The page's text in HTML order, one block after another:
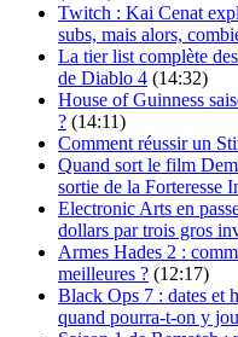
Twitch : Kai Cenat
subs, mais alors,
La tier list complète
de Diablo 4 (14:32)
House of Guinness
? (14:11)
Comment réussir un
Quand sort le film
sortie de la Forteresse
Electronic Arts en
dollars par trois gros
Armes Hades 2 :
meilleures ? (12:17)
Black Ops 7 : dates et
quand pourra-t-on y